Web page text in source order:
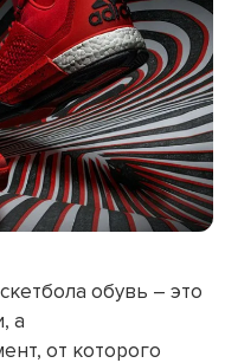
обувь – это
а
от которого